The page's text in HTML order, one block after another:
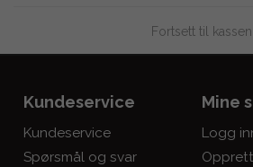
Fortsett til kassen
Kundeservice
Kundeservice
Spørsmål og svar
Mine
Logg